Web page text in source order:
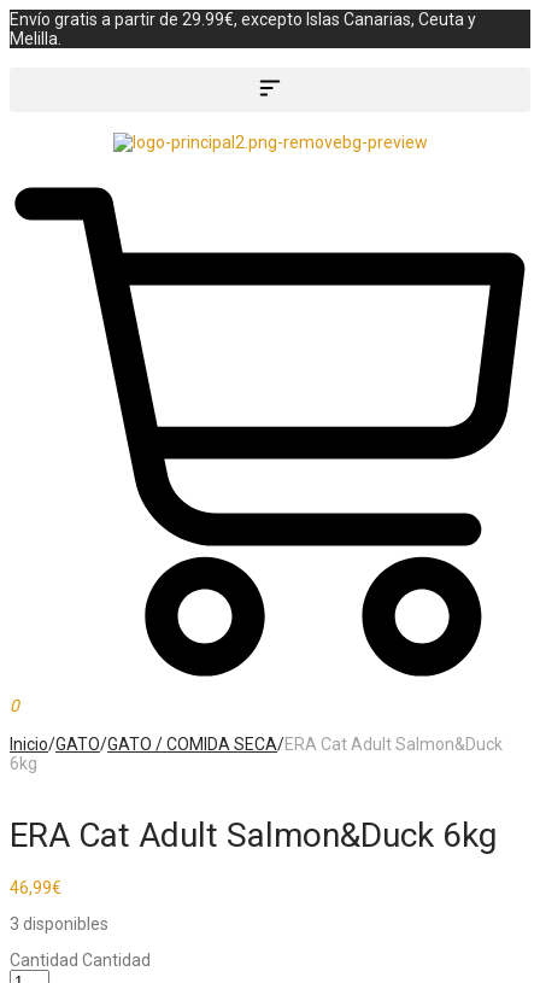
Envío gratis a partir de 29.99€, excepto Islas Canarias, Ceuta y
Melilla.
0
Inicio/GATO/GATO / COMIDA SECA/ERA Cat Adult Salmon&Duck
6kg
ERA Cat Adult Salmon&Duck 6kg
46,99€
3 disponibles
Cantidad Cantidad